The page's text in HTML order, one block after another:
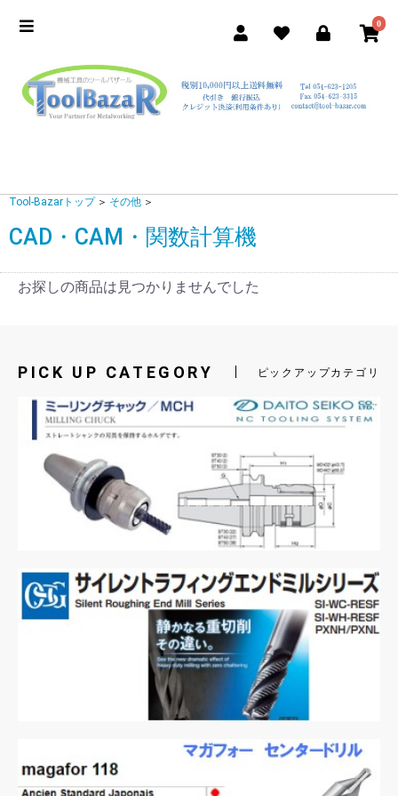
0
Tool-Bazarトップ ＞ その他 ＞
CAD・CAM・関数計算機
お探しの商品は見つかりませんでした
PICK UP CATEGORY ピックアップカテゴリ